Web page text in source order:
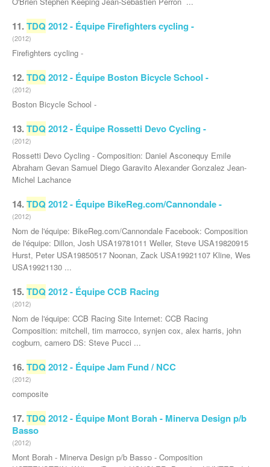
11.TDQ2012 - Équipe Firefighters cycling -
(2012)
Firefighters cycling -
12.TDQ2012 - Équipe Boston Bicycle School -
(2012)
Boston Bicycle School -
13.TDQ2012 - Équipe Rossetti Devo Cycling -
(2012)
Rossetti Devo Cycling - Composition: Daniel Asconequy Emile
Abraham Gevan Samuel Diego Garavito Alexander Gonzalez Jean-
Michel Lachance
14.TDQ2012 - Équipe BikeReg.com/Cannondale -
(2012)
Nom de l'équipe: BikeReg.com/Cannondale Facebook: Composition
de l'équipe: Dillon, Josh USA19781011 Weller, Steve USA19820915
Hurst, Peter USA19850517 Noonan, Zack USA19921107 Kline, Wes
USA19921130 ...
15.TDQ2012 - Équipe CCB Racing
(2012)
Nom de l'équipe: CCB Racing Site Internet: CCB Racing
Composition: mitchell, tim marrocco, synjen cox, alex harris, john
cogburn, camero DS: Steve Pucci ...
16.TDQ2012 - Équipe Jam Fund / NCC
(2012)
composite
17.TDQ2012 - Équipe Mont Borah - Minerva Design p/b
Basso
(2012)
Mont Borah - Minerva Design p/b Basso - Composition